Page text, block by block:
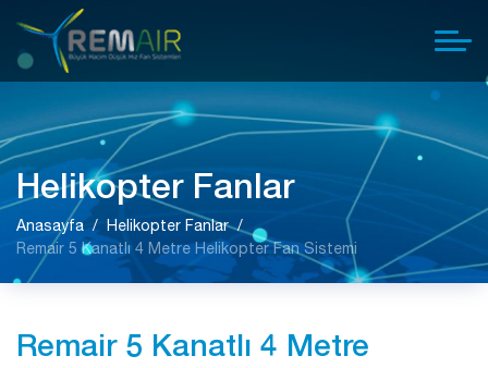
Helikopter Fanlar
Anasayfa
Helikopter Fanlar
Remair 5 Kanatlı 4 Metre Helikopter Fan Sistemi
Remair 5 Kanatlı 4 Metre